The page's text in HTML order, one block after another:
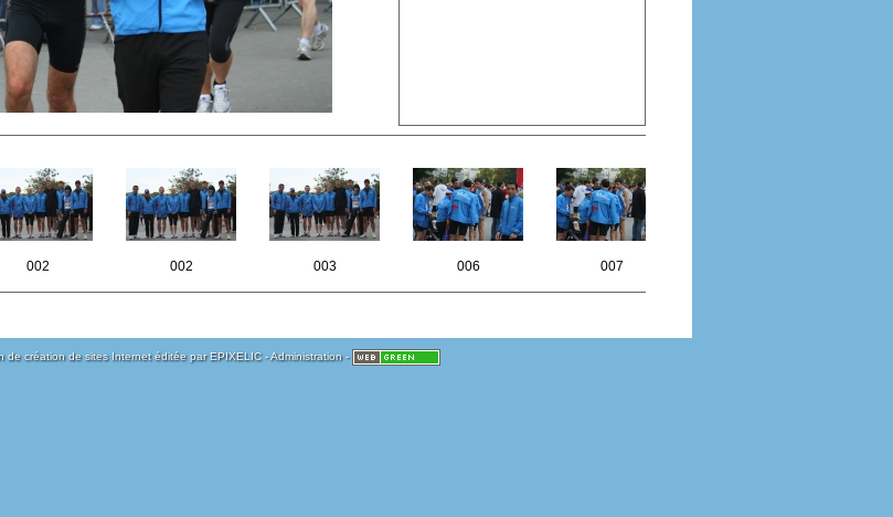
002 002 003 006 007
de création de sites Internet éditée parEPIXELIC-Administration-